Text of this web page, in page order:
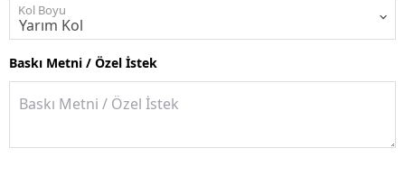
Kol Boyu
Baskı Metni / Özel İstek